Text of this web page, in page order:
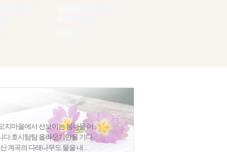
지마을에서 선보이는 봄나물 이...
.호시탐탐 올라오기만을 기다...
계곡의 다래나무도 물을 내...